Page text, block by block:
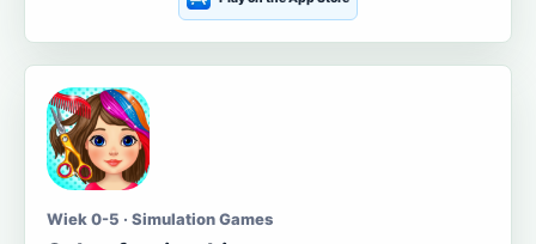
Wiek 0-5 · Simulation Games